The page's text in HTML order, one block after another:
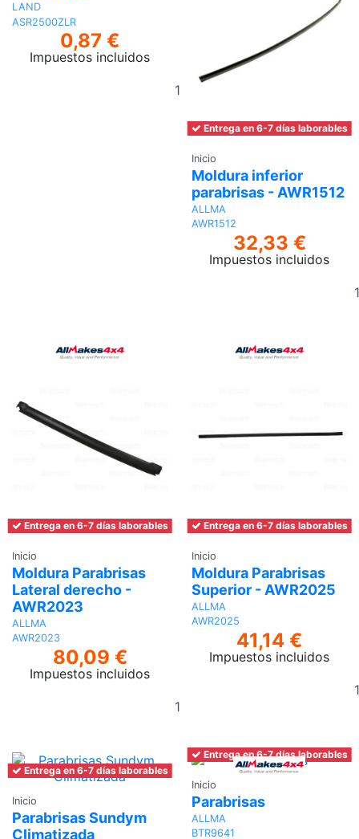
LAND
ASR2500ZLR
0,87 €
Impuestos incluidos
Añadir
carrito
Entrega en 6-7 días laborables
Inicio
Moldura inferior
parabrisas - AWR1512
ALLMA
AWR1512
32,33 €
Impuestos incluidos
Entrega en 6-7 días laborables
Inicio
Moldura Parabrisas
Lateral derecho -
AWR2023
ALLMA
AWR2023
80,09 €
Impuestos incluidos
Entrega en 6-7 días laborables
Inicio
Moldura Parabrisas
Superior - AWR2025
ALLMA
AWR2025
41,14 €
Impuestos incluidos
Entrega en 6-7 días laborables
Inicio
Parabrisas Sundym
Climatizada
Entrega en 6-7 días laborables
Inicio
Parabrisas
ALLMA
BTR9641